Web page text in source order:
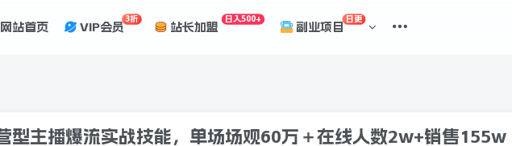
网站首页 VIP会员
3折
站长加盟
日入500+
副业项目
日更
型主播爆流实战技能，单场场观60万＋在线人数2w+销售155w